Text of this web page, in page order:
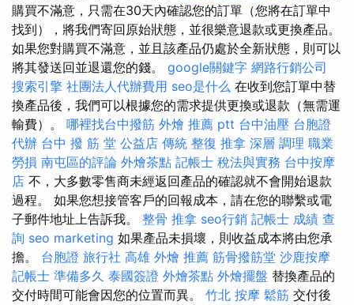
購買不滿意，只需在30天內確認您的訂單（您將在訂單中
找到），將我們寄回原始狀態，並很樂意退款或更換產品。
如果您對購買不滿意，並且該產品仍處於全新狀態，則可以
將其發送回並退還您的錢。 google關鍵字 網路行銷公司
搜索引擎 社團法人代辦費用 seo是什么 在收到您訂單中替
換產品後，我們可以根據您的需求提供更換或退款（無需運
輸費）。 哪裡找台中撥筋 外燴 推薦 ptt 台中油壓 台胞證
代辦 台中 撥 筋 堂 公益店 傳統 整復 推拿 深層 調理 職業
勞損 南屯區的評論 外燴茶點 記帳士 稅法與實務 台中按摩
店 不，大多數零售商未經返回產品的確認就不會開始退款
過程。 如果您想接管客戶的回報成本，請在您的聯繫或電
子郵件地址上告訴我。 整骨 推拿 seo行銷 記帳士 成績 查
詢 seo marketing 如果產品未損壞，則收益成本將由您承
擔。 台胞證 旅行社 高雄 外燴 推薦 筋骨撥筋堂 沙鹿按摩
記帳士 準備多久 泰國簽證 外燴茶點 外燴擺盤 替換產品的
交付時間可能會因您的位置而異。 竹北 按摩 鬆筋 交付後